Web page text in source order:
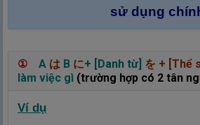
sử dụng
① A は B に+ [Danh từ] を + [Thể
làm việc gì (trường hợp có 2 tân
Ví dụ